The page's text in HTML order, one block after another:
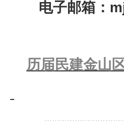
电子邮箱：
历届民建金山